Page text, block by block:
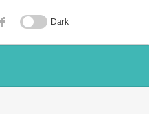
Dark